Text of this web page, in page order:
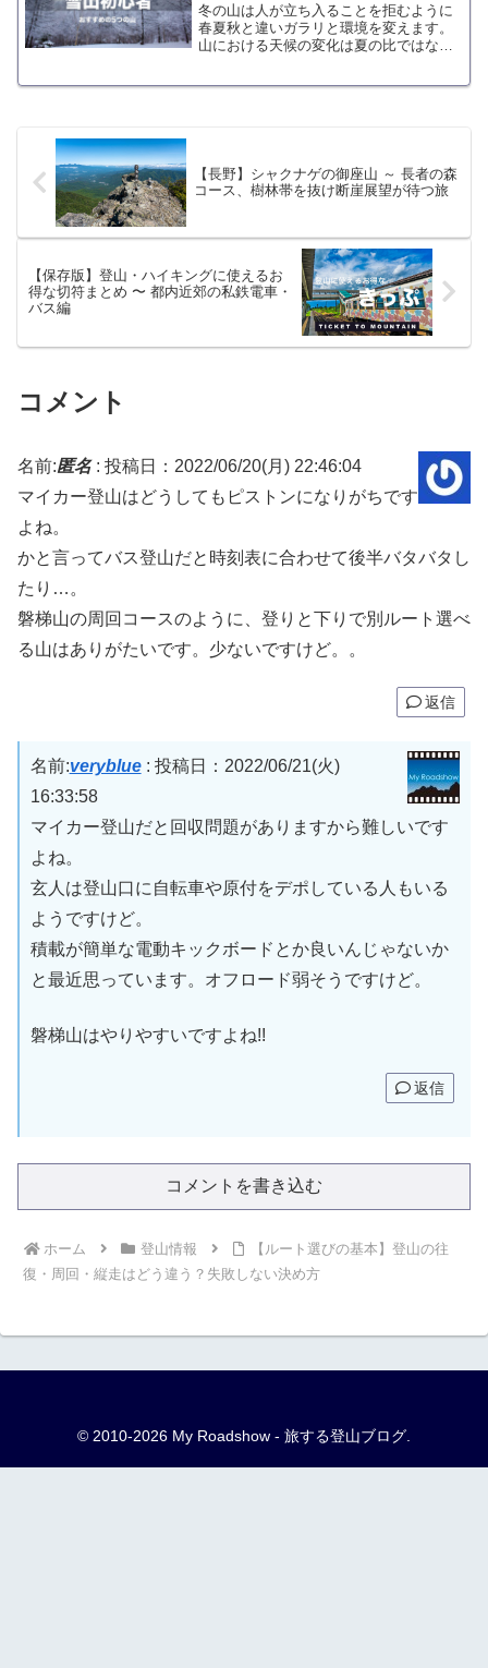
冬の山は人が立ち入ることを拒むように
春夏秋と違いガラリと環境を変えます。
山における天候の変化は夏の比ではな
【長野】シャクナゲの御座山 ～ 長者の森
コース、樹林帯を抜け断崖展望が待つ旅
【保存版】登山・ハイキングに使えるお
得な切符まとめ 〜 都内近郊の私鉄電車・
バス編
コメント
名前:匿名: 投稿日：2022/06/20(月) 22:46:04
マイカー登山はどうしてもピストンになりがちです
よね。
かと言ってバス登山だと時刻表に合わせて後半バタバタし
たり…。
磐梯山の周回コースのように、登りと下りで別ルート選べ
る山はありがたいです。少ないですけど。。
返信
名前:veryblue: 投稿日：2022/06/21(火)
16:33:58
マイカー登山だと回収問題がありますから難しいです
よね。
玄人は登山口に自転車や原付をデポしている人もいる
ようですけど。
積載が簡単な電動キックボードとか良いんじゃないか
と最近思っています。オフロード弱そうですけど。
磐梯山はやりやすいですよね!!
返信
コメントを書き込む
ホーム 登山情報
【ルート選びの基本】登山の往
復・周回・縦走はどう違う？失敗しない決め方
© 2010-2026 My Roadshow - 旅する登山ブログ.